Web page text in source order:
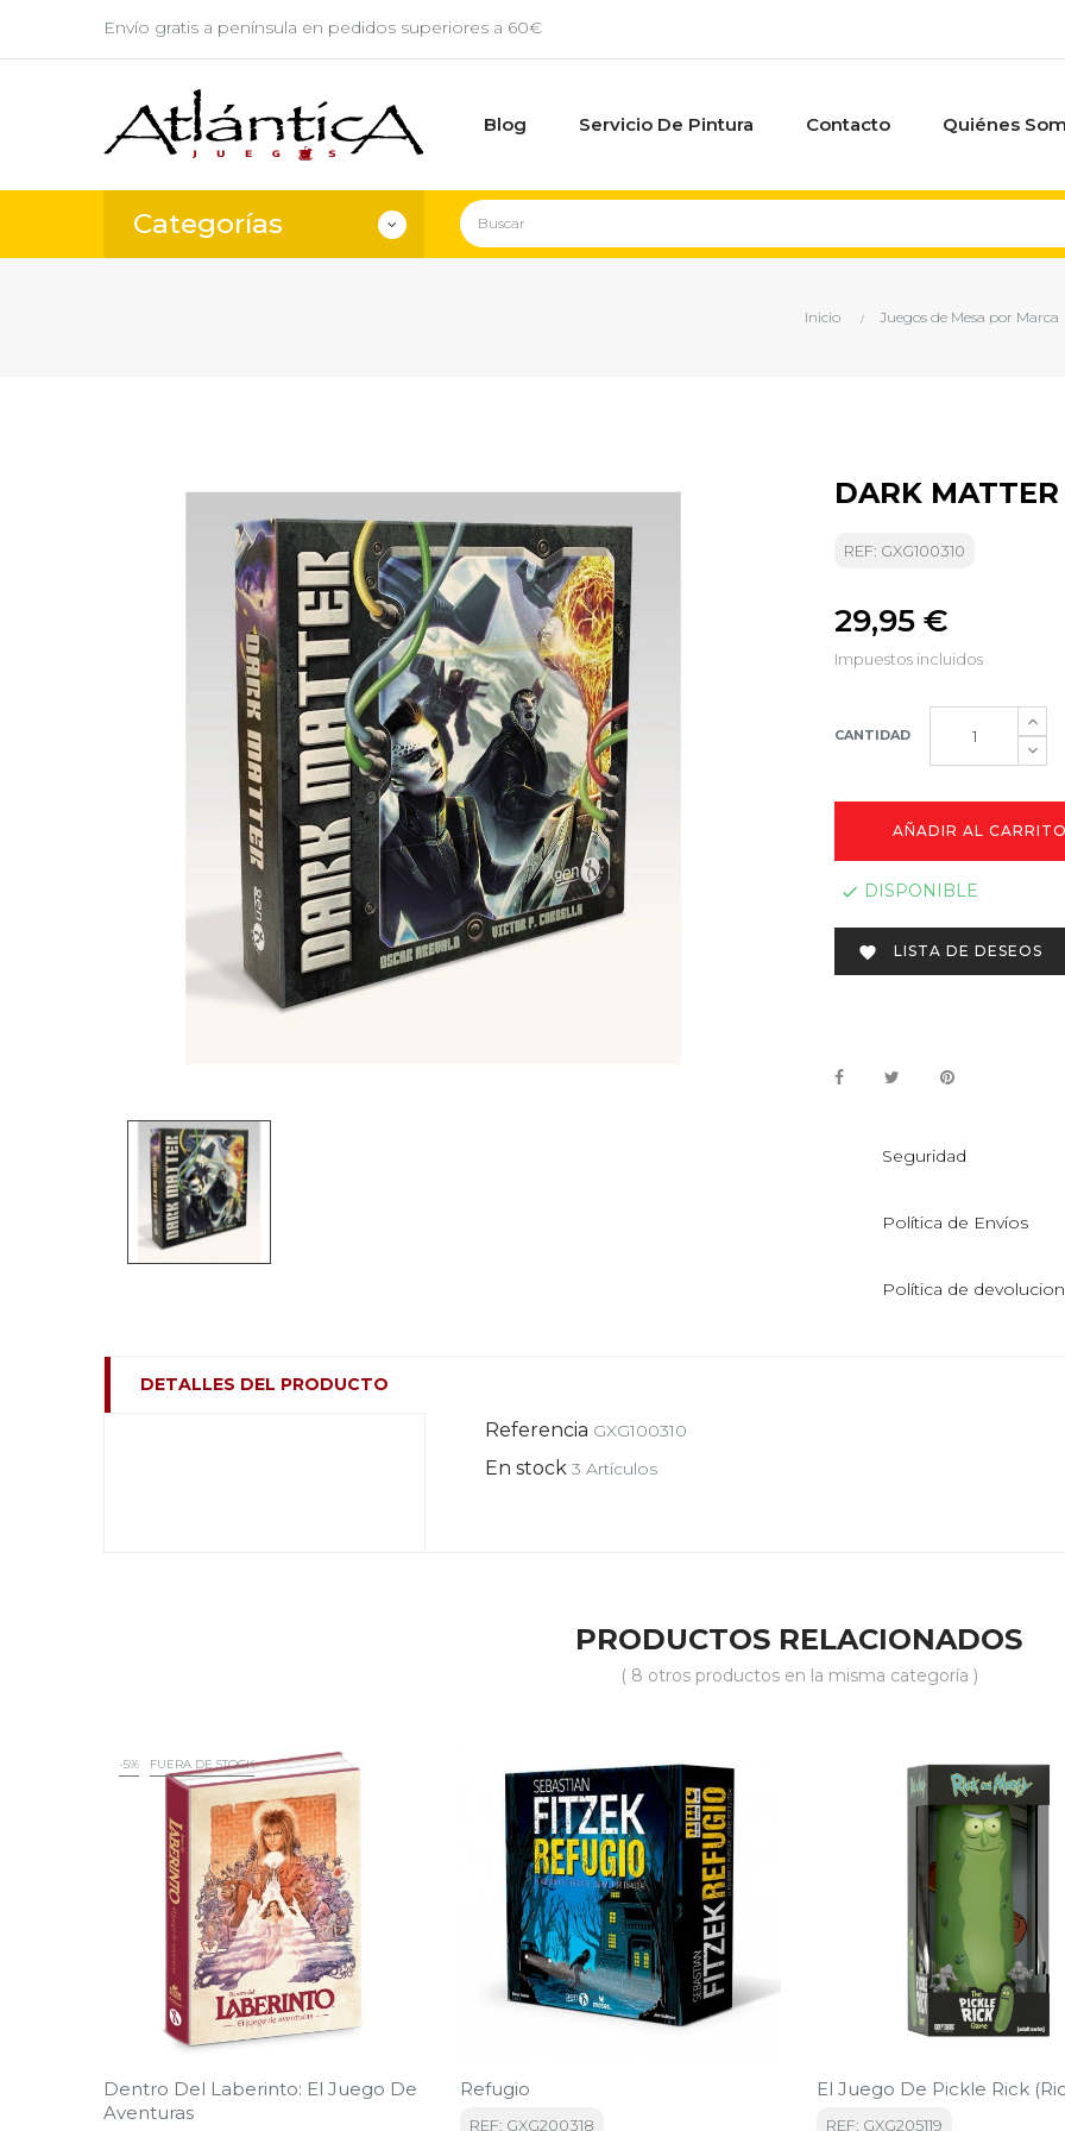
Envío gratis a península en pedidos superiores a 60€
Blog Servicio De Pintura Contacto Quiénes
Categorías
Inicio Juegos de Mesa por Marca
DARK MATTER
REF: GXG100310
29,95 €
Impuestos incluidos
CANTIDAD
AÑADIR AL
 DISPONIBLE
 LISTA DE DESEOS
Seguridad
Política de Envíos
Política de
DETALLES DEL PRODUCTO
Referencia GXG100310
En stock 3 Artículos
PRODUCTOS RELACIONADOS
( 8 otros productos en la misma categoría )
-5% FUERA DE STOCK
Dentro Del Laberinto: El Juego De
Aventuras
Refugio
REF: GXG200318
El Juego De Pickle Rick
REF: GXG205119